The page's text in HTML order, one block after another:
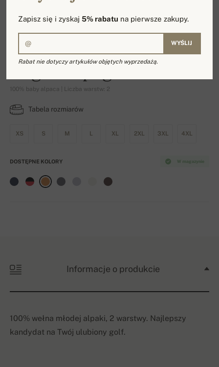
Edgar-Alpaga
100% baby alpaca | Liczba warstw: 2
Tabela rozmiarów
XS S M L XL 2XL 3XL 4XL
W magazynie
DOSTĘPNE KOLORY
Informacje o produkcie
100% wełna młodej alpaki, 2 warstwy. Najlepszy
kandydat na Twój ulubiony golf.
Zapisz się i zyskaj5% rabatu na pierwsze zakupy.
WYŚLIJ
Rabat nie dotyczy artykułów objętych wyprzedażą.